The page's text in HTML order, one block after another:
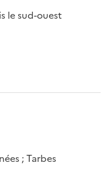
le sud-ouest
; Tarbes